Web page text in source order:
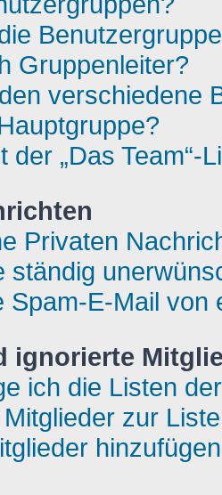
Gruppenleiter?
verschiedene
der „Das Team“-
Privaten
ständig
Spam-E-Mail
ignorierte
ich die Listen
zur